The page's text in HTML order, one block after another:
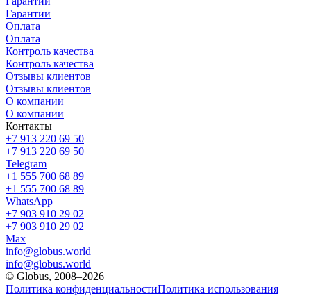
Гарантии
Оплата
Оплата
Контроль качества
Контроль качества
Отзывы клиентов
Отзывы клиентов
О компании
О компании
Контакты
+7 913 220 69 50
+7 913 220 69 50
Telegram
+1 555 700 68 89
+1 555 700 68 89
WhatsApp
+7 903 910 29 02
+7 903 910 29 02
Max
info@globus.world
info@globus.world
© Globus, 2008–2026
Политика конфиденциальностиПолитика использования